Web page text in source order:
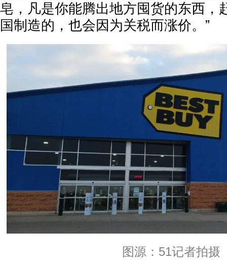
皂，凡是你能腾出地方囤货的东西，
国制造的，也会因为关税而涨价。”
图源：51记者拍摄